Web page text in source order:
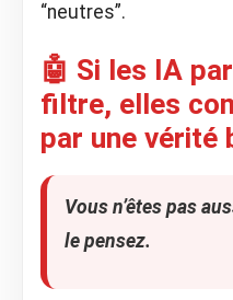
“neutres”.
🤖 Si les IA
filtre, elles
par une vérité
Vous n’êtes pas
le pensez.